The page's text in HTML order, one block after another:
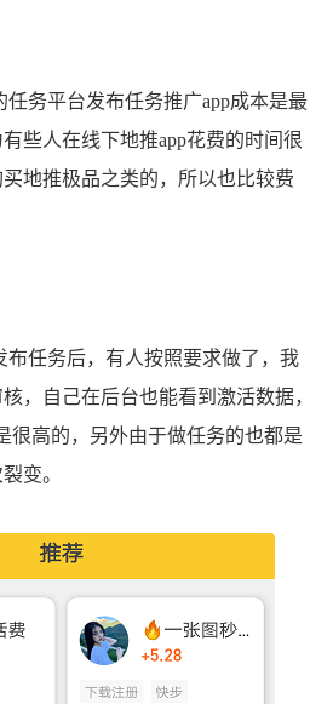
务平台发布任务推广app成本是最
些人在线下地推app花费的时间很
地推极品之类的，所以也比较费
任务后，有人按照要求做了，我
，自己在后台也能看到激活数据，
很高的，另外由于做任务的也都是
变。